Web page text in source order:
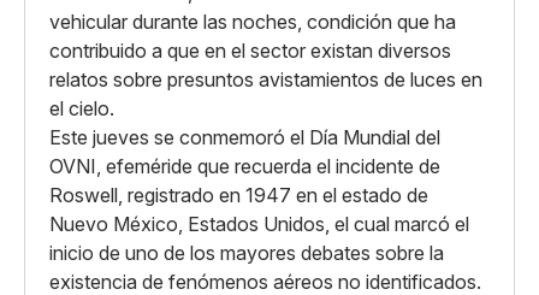
vehicular durante las noches, condición que ha
contribuido a que en el sector existan diversos
relatos sobre presuntos avistamientos de luces en
el cielo.
Este jueves se conmemoró el Día Mundial del
OVNI, efeméride que recuerda el incidente de
Roswell, registrado en 1947 en el estado de
Nuevo México, Estados Unidos, el cual marcó el
inicio de uno de los mayores debates sobre la
existencia de fenómenos aéreos no identificados.